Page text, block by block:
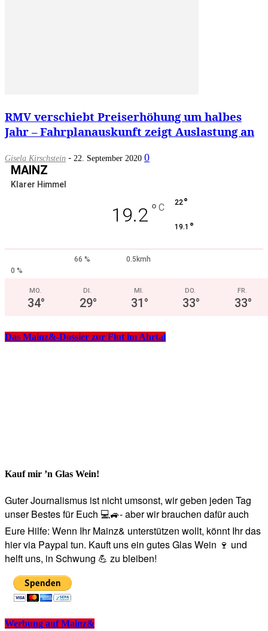
RMV verschiebt Preiserhöhung um halbes
Jahr – Fahrplanauskunft zeigt Auslastung an
Gisela Kirschstein - 22. September 2020 0
MAINZ
Klarer Himmel
19.2 ° C 22°
19.1 °
66 %
0.5kmh
0 %
MO.
34°
DI.
29°
MI.
31°
DO.
33°
FR.
33°
Das Mainz&-Dossier zur Flut im Ahrtal
Kauf mir ’n Glas Wein!
Guter Journalismus ist nicht umsonst, wir geben jeden Tag
unser Bestes für Euch 💻🚙- aber wir brauchen dafür auch
Eure Hilfe: Wenn Ihr Mainz& unterstützen wollt, könnt Ihr das
hier via Paypal tun. Kauft uns ein gutes Glas Wein 🍷 und
helft uns, in Schwung 💪 zu bleiben!
Werbung auf Mainz&